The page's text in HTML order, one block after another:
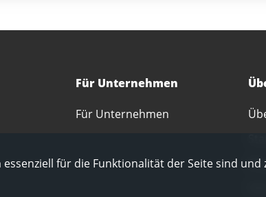
Für Unternehmen
Für Unternehmen
für die Funktionalität der Seite sind